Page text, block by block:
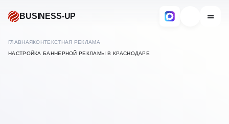
BUSINESS-UP
ГЛАВНАЯКОНТЕКСТНАЯ РЕКЛАМА
НАСТРОЙКА БАННЕРНОЙ РЕКЛАМЫ В КРАСНОДАРЕ